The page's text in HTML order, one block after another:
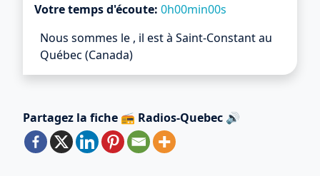
Votre temps d'écoute: 0h00min00s
Nous sommes le , il està Saint-Constant au
Québec (Canada)
Partagez la fiche 📻 Radios-Quebec 🔊